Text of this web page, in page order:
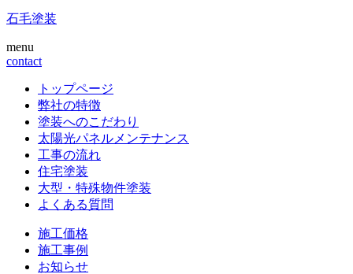
石毛塗装
menu
contact
トップページ
弊社の特徴
塗装へのこだわり
太陽光パネルメンテナンス
工事の流れ
住宅塗装
大型・特殊物件塗装
よくある質問
施工価格
施工事例
お知らせ